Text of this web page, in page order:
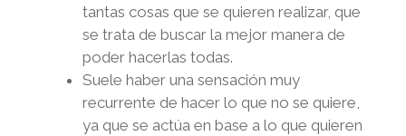
tantas cosas que se quieren realizar, que
se trata de buscar la mejor manera de
poder hacerlas todas.
Suele haber una sensación muy
recurrente de hacer lo que no se quiere,
ya que se actúa en base a lo que quieren